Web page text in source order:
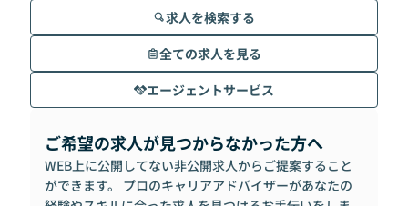
求人を検索する
全ての求人を見る
エージェントサービス
ご希望の求人が見つからなかった方へ
WEB上に公開してない非公開求人からご提案すること
ができます。 プロのキャリアアドバイザーがあなたの